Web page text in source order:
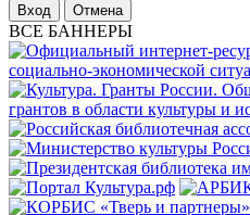
Отмена
ВСЕ БАННЕРЫ